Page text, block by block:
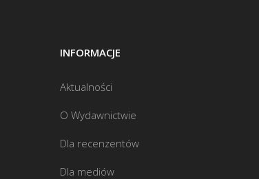
INFORMACJE
Aktualności
O Wydawnictwie
Dla recenzentów
Dla mediów